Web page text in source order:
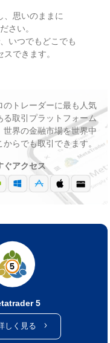
、思いのままに
さい。
いつでもどこでも
できます。
のトレーダーに最も人気
る取引プラットフォーム
世界の金融市場を世界中
からでも取引できます。
ぐアクセス
5
しく見る